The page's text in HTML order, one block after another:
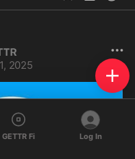
2025
GETTR Fi Log In